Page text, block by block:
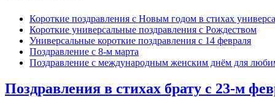
Короткие поздравления с Новым годом в стихах
Короткие универсальные поздравления с Рождеством
Универсальные короткие поздравления с 14 февраля
Поздравление с 8-м марта
Поздравление с международным женским днём для
Поздравления в стихах брату с 23-м